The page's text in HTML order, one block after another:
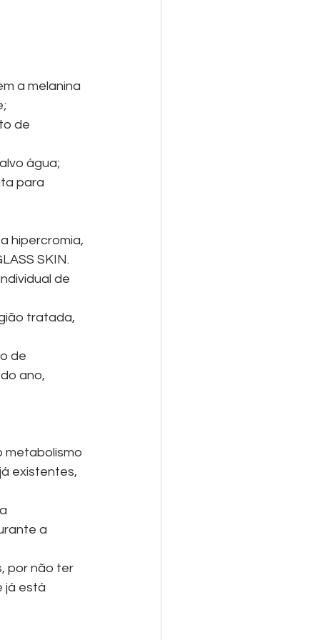
a melanina
de
água;
para
hipercromia,
SKIN.
de
tratada,
de
ano,
metabolismo
existentes,
a
por não ter
já está